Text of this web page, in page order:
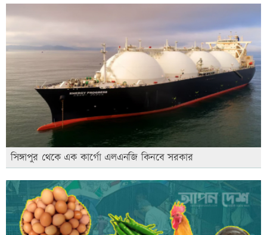
সিঙ্গাপুর থেকে এক কার্গো এলএনজি কিনবে সরকার